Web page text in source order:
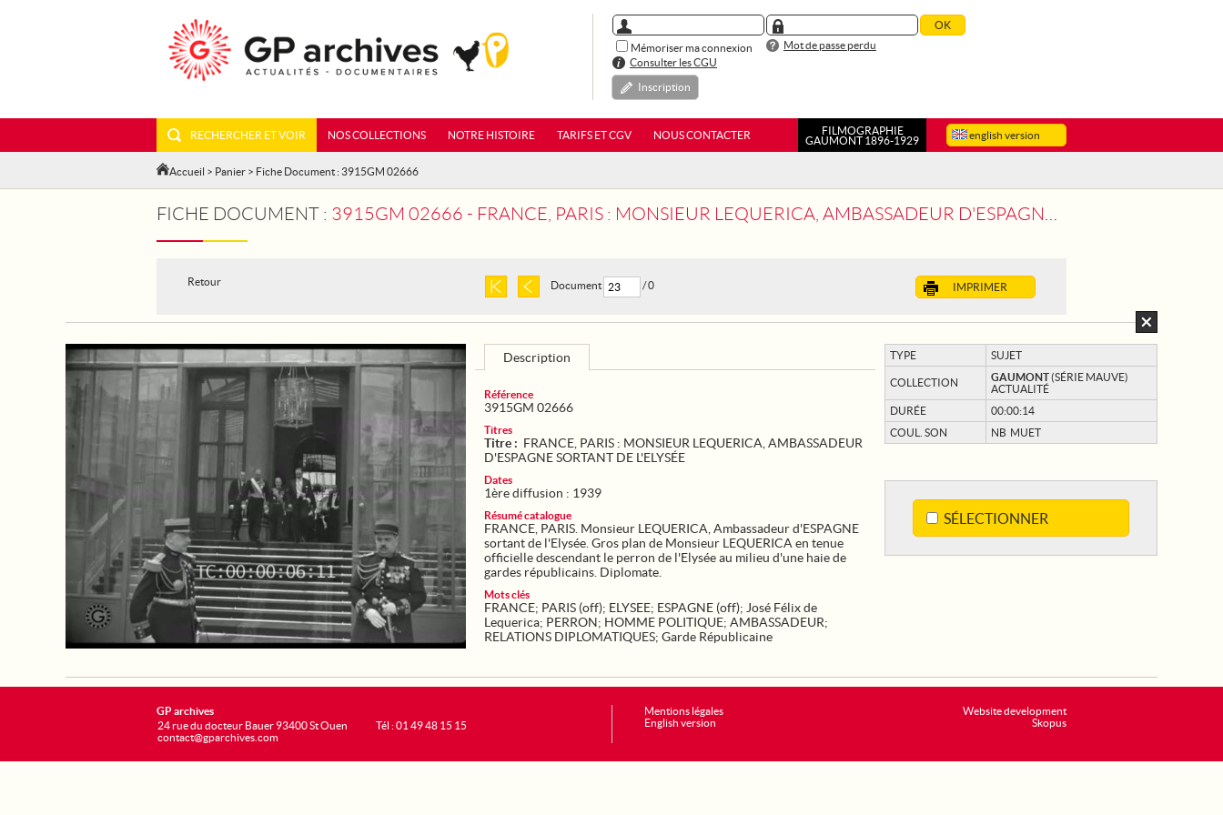
Mémoriser ma connexion
Mot de passe perdu
Consulter les CGU
Inscription
english version
RECHERCHER ET VOIR NOS COLLECTIONS NOTRE HISTOIRE TARIFS ET CGV NOUS CONTACTER
FILMOGRAPHIE
GAUMONT 1896-1929
Accueil > Panier > Fiche Document : 3915GM 02666
FICHE DOCUMENT : 3915GM 02666 - FRANCE, PARIS : MONSIEUR LEQUERICA, AMBASSADEUR D'ESPAGNE SORTANT DE L'ELYSÉE
Retour IMPRIMER
Document / 0
TYPE SUJET
COLLECTION GAUMONT(SÉRIE MAUVE)
ACTUALITÉ
DURÉE
00:00:14
COUL. SON
NB MUET
SÉLECTIONNER
Description
Référence
3915GM 02666
Titres
Titre : FRANCE, PARIS : MONSIEUR LEQUERICA, AMBASSADEUR
D'ESPAGNE SORTANT DE L'ELYSÉE
Dates
1ère diffusion : 1939
Résumé catalogue
FRANCE, PARIS. Monsieur LEQUERICA, Ambassadeur d'ESPAGNE
sortant de l'Elysée. Gros plan de Monsieur LEQUERICA en tenue
officielle descendant le perron de l'Elysée au milieu d'une haie de
gardes républicains. Diplomate.
Mots clés
FRANCE; PARIS (off); ELYSEE; ESPAGNE (off); José Félix de
Lequerica; PERRON; HOMME POLITIQUE; AMBASSADEUR;
RELATIONS DIPLOMATIQUES; Garde Républicaine
Website development
Skopus
GP archives
24 rue du docteur Bauer 93400 St Ouen
contact@gparchives.com
Tél : 01 49 48 15 15
Mentions légales
English version